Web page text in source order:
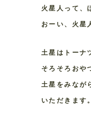
火星人って、
おーい、火星
土星はトーナ
そろそろおや
土星をみなが
いただきます。